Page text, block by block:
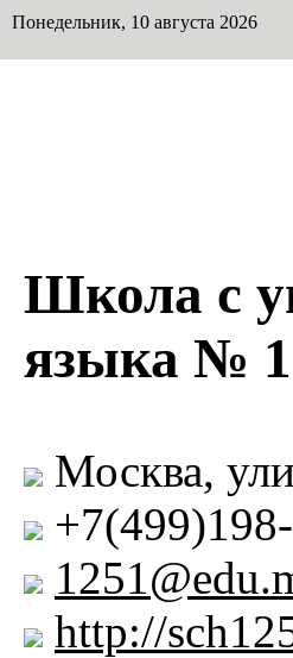
Понедельник, 10 августа 2026
Школа с
языка №
Москва,
http://